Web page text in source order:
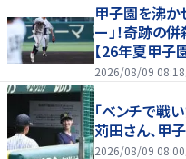
甲子園を沸か
ー」！奇跡の
【26年夏甲子
2026/08/09 08:18
「ベンチで戦
苅田さん、甲
2026/08/09 08:00